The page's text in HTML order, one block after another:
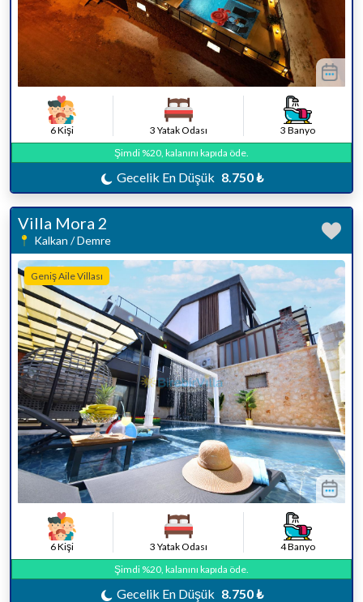
6 Kişi 3 Yatak Odası
3 Banyo
Şimdi %20, kalanını kapıda öde.
Gecelik En Düşük 8.750 ₺
Villa Mora 2
Kalkan / Demre
Geniş Aile Villası
6 Kişi 3 Yatak Odası
4 Banyo
Şimdi %20, kalanını kapıda öde.
Gecelik En Düşük 8.750 ₺